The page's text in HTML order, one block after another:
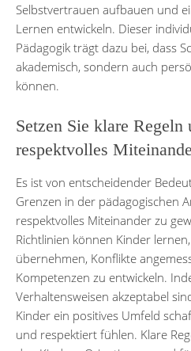
Selbstvertrauen aufbauen und
Lernen entwickeln. Dieser
Pädagogik trägt dazu bei, dass
akademisch, sondern auch
können.
Setzen Sie klare
respektvolles
Es ist von entscheidender
Grenzen in der pädagogischen
respektvolles Miteinander zu
Richtlinien können Kinder
übernehmen, Konflikte
Kompetenzen zu entwickeln.
Verhaltensweisen akzeptabel
Kinder ein positives Umfeld
und respektiert fühlen. Klare